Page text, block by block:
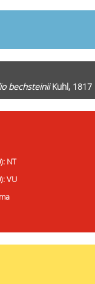
bechsteiniiKuhl, 1817
NT
VU